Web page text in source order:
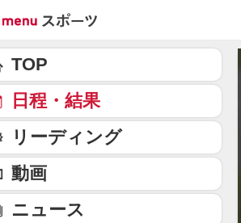
TOP
日程・結果
リーディング
動画
ニュース